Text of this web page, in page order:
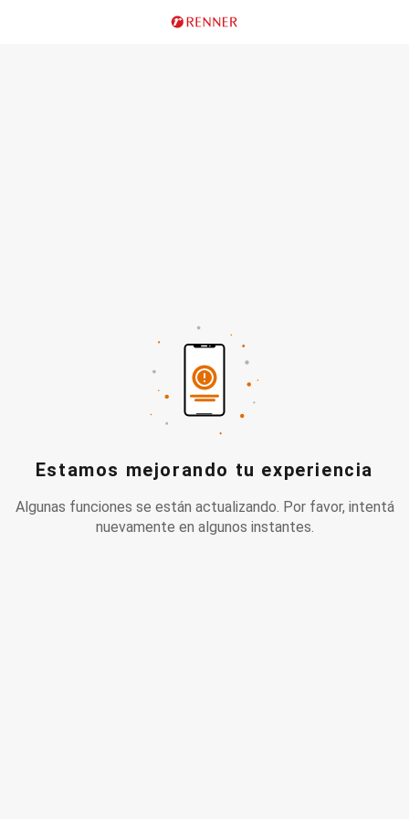
Estamos mejorando tu experiencia
Algunas funciones se están actualizando. Por favor, intentá
nuevamente en algunos instantes.